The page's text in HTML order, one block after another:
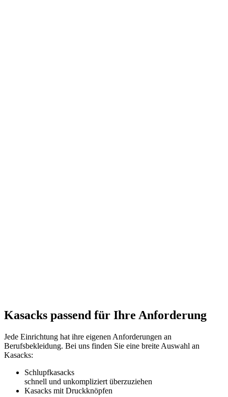
Kasacks passend für Ihre Anforderung
Jede Einrichtung hat ihre eigenen Anforderungen an
Berufsbekleidung. Bei uns finden Sie eine breite Auswahl an
Kasacks:
Schlupfkasacks
schnell und unkompliziert überzuziehen
Kasacks mit Druckknöpfen